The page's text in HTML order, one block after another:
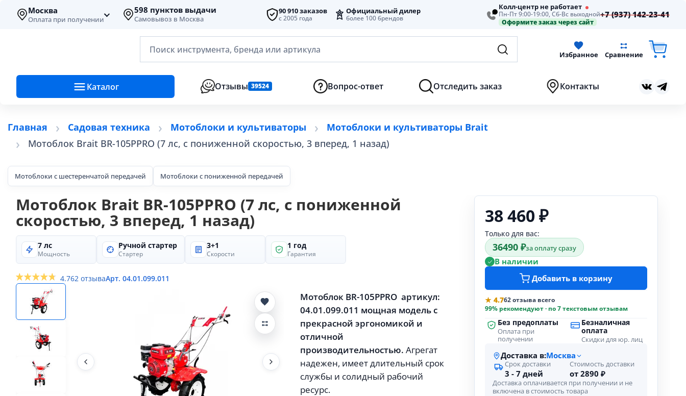
Москва
Оплата при получении
598 пунктов выдачи
Самовывоз в Москва
90 910 заказов
с 2005 года
Официальный дилер
более 100 брендов
Колл-центр не работает
Пн-Пт 9:00-19:00, Сб-Вс выходной
Оформите заказ через сайт
+7 (937) 142-23-41
Поиск инструмента, бренда или артикула Избранное Сравнение
Каталог Отзывы 39524 Вопрос-ответ Отследить заказ Контакты
Главная Садовая техника Мотоблоки и культиваторы
Мотоблоки и культиваторы Brait
Мотоблок Brait BR-105PPRO (7 лс, с пониженной скоростью, 3 вперед, 1 назад)
Мотоблоки с шестеренчатой передачей Мотоблоки с пониженной передачей
Мотоблок Brait BR-105PPRO (7 лс, с пониженной
скоростью, 3 вперед, 1 назад)
7 лс
Мощность
Ручной стартер
Стартер
3+1
Скорости
1 год
Гарантия
4.762 отзываАрт. 04.01.099.011
Мотоблок BR-105РPRO артикул:
04.01.099.011 мощная модель с
прекрасной эргономикой и
отличной
производительностью. Агрегат
надежен, имеет длительный срок
службы и солидный рабочий
ресурс.
38 460 ₽
Только для вас:
36490 ₽за оплату сразу
В наличии
Добавить в корзину
★ 4.762 отзыва всего
99% рекомендуют · по 7 текстовым отзывам
Без предоплаты
Оплата при
получении
Безналичная
оплата
Скидки для юр. лиц
Доставка в:Москва
Срок доставки
3 - 7 дней
Стоимость доставки
от 2890 ₽
Доставка оплачивается при получении и не
включена в стоимость товара